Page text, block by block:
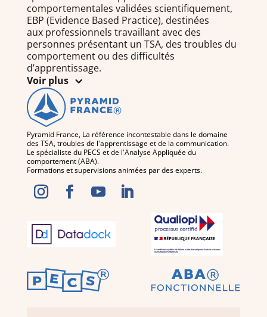
comportementales validées scientifiquement,
EBP (Evidence Based Practice), destinées
aux professionnels travaillant avec des
personnes présentant un TSA, des troubles du
comportement ou des difficultés
d’apprentissage.
Voir plus
Pyramid France, La référence incontestable dans le domaine
des TSA, troubles de l'apprentissage et de la communication.
Le spécialiste du PECS et de l'Analyse Appliquée du
comportement (ABA).
Formations et supervisions animées par des experts.